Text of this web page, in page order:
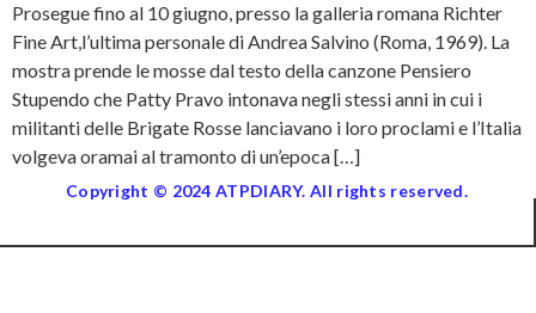
Prosegue fino al 10 giugno, presso la galleria romana Richter
Fine Art,l’ultima personale di Andrea Salvino (Roma, 1969). La
mostra prende le mosse dal testo della canzone Pensiero
Stupendo che Patty Pravo intonava negli stessi anni in cui i
militanti delle Brigate Rosse lanciavano i loro proclami e l’Italia
volgeva oramai al tramonto di un’epoca […]
Copyright © 2024 ATPDIARY. All rights reserved.